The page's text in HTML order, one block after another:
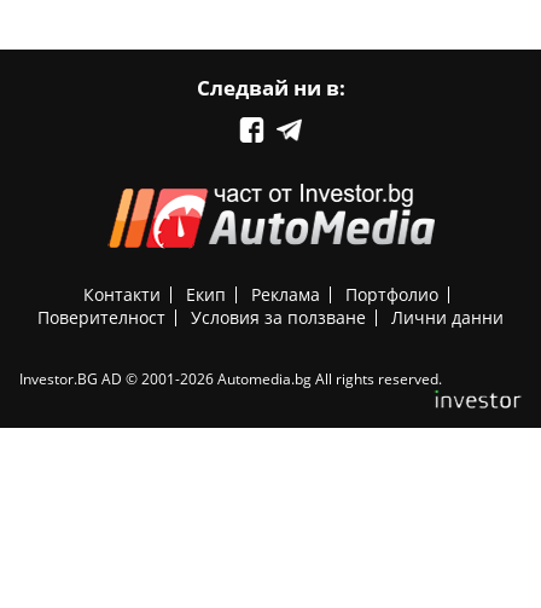
Следвай ни в:
Контакти Екип Реклама
Портфолио
Поверителност
Условия за ползване Лични данни
Investor.BG AD © 2001-2026 Automedia.bg All rights reserved.